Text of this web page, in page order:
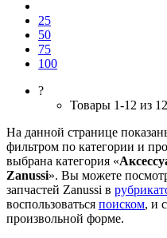
25
50
75
100
?
Товары 1-12 из
На данной странице
фильтром по категории и
выбрана категория «
Zanussi». Вы можете
запчастей Zanussi в
воспользоваться поиском, и
произвольной форме.